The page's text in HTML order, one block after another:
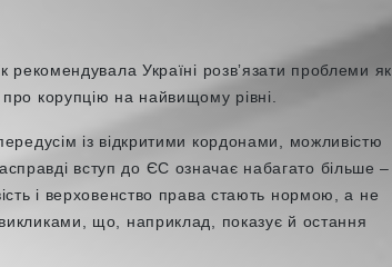
рекомендувала Україні розвʼязати проблеми як
корупцію на найвищому рівні.
із відкритими кордонами, можливістю
вступ до ЄС означає набагато більше –
і верховенство права стають нормою, а не
що, наприклад, показує й остання